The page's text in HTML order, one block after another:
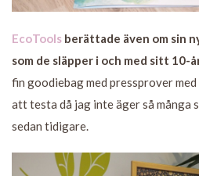
EcoTools berättade även om sin
som de släpper i och med sitt 10-
fin goodiebag med pressprover
att testa då jag inte äger så många
sedan tidigare.